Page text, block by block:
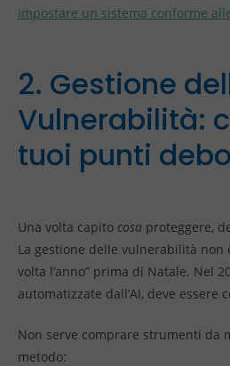
impostare un sistema conforme
2. Gestione
Vulnerabilità:
tuoi punti
Una volta capito cosa proteggere,
La gestione delle vulnerabilità non
volta l’anno” prima di Natale. Nel
automatizzate dall’AI, deve essere
Non serve comprare strumenti da
metodo: